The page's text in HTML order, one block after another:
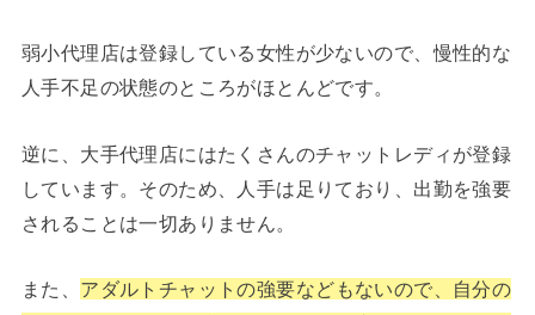
弱小代理店は登録している女性が少ないので、慢性的な
人手不足の状態のところがほとんどです。
逆に、大手代理店にはたくさんのチャットレディが登録
しています。そのため、人手は足りており、出勤を強要
されることは一切ありません。
また、 アダルトチャットの強要などもないので、自分の